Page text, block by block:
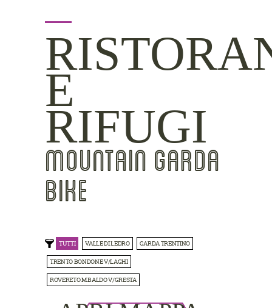
E
RIFUGI
MOUNTAIN GARDA
BIKE
TUTTI VALLE DI LEDRO GARDA TRENTINO
TRENTO BONDONE V/LAGHI
ROVERETO M.BALDO V/GRESTA